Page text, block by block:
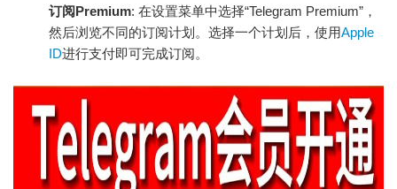
订阅Premium: 在设置菜单中选择“Telegram Premium”，
然后浏览不同的订阅计划。选择一个计划后，使用Apple
ID进行支付即可完成订阅。